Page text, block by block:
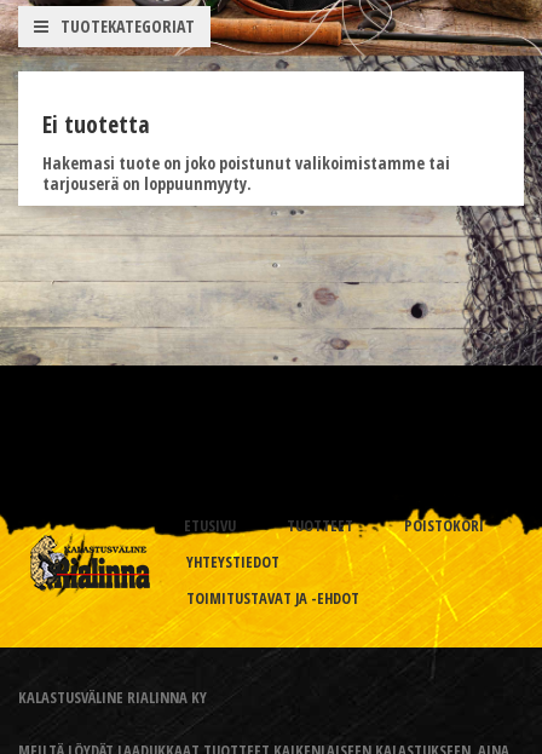
TUOTEKATEGORIAT
Ei tuotetta
Hakemasi tuote on joko poistunut valikoimistamme tai
tarjouserä on loppuunmyyty.
ETUSIVU TUOTTEET
POISTOKORI
YHTEYSTIEDOT
TOIMITUSTAVAT JA -EHDOT
KALASTUSVÄLINE RIALINNA KY